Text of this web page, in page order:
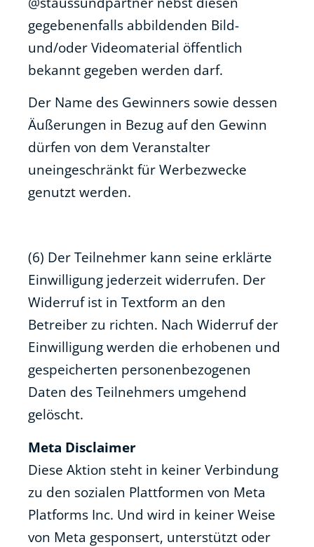
gegebenenfalls abbildenden Bild-
und/oder Videomaterial öffentlich
bekannt gegeben werden darf.
Der Name des Gewinners sowie dessen
Äußerungen in Bezug auf den Gewinn
dürfen von dem Veranstalter
uneingeschränkt für Werbezwecke
genutzt werden.
(6) Der Teilnehmer kann seine erklärte
Einwilligung jederzeit widerrufen. Der
Widerruf ist in Textform an den
Betreiber zu richten. Nach Widerruf der
Einwilligung werden die erhobenen und
gespeicherten personenbezogenen
Daten des Teilnehmers umgehend
gelöscht.
Meta Disclaimer
Diese Aktion steht in keiner Verbindung
zu den sozialen Plattformen von Meta
Platforms Inc. Und wird in keiner Weise
von Meta gesponsert, unterstützt oder